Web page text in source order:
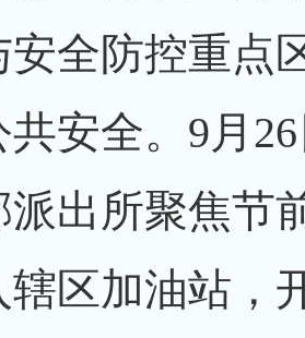
安全防控重点
安全。9月
派出所聚焦节
辖区加油站，